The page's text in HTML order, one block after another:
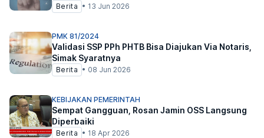
Berita • 13 Jun 2026
PMK 81/2024
Validasi SSP PPh PHTB Bisa Diajukan Via Notaris,
Simak Syaratnya
Berita • 08 Jun 2026
KEBIJAKAN PEMERINTAH
Sempat Gangguan, Rosan Jamin OSS Langsung
Diperbaiki
Berita • 18 Apr 2026